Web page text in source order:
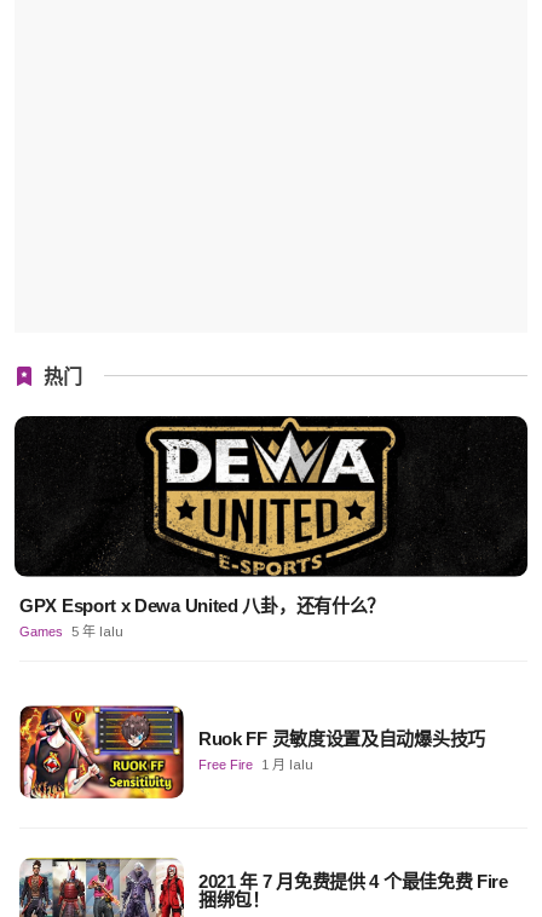
热门
GPX Esport x Dewa United 八卦，还有什么？
Games 5 年 lalu
Ruok FF 灵敏度设置及自动爆头技巧
Free Fire 1 月 lalu
2021 年 7 月免费提供 4 个最佳免费 Fire
捆绑包！